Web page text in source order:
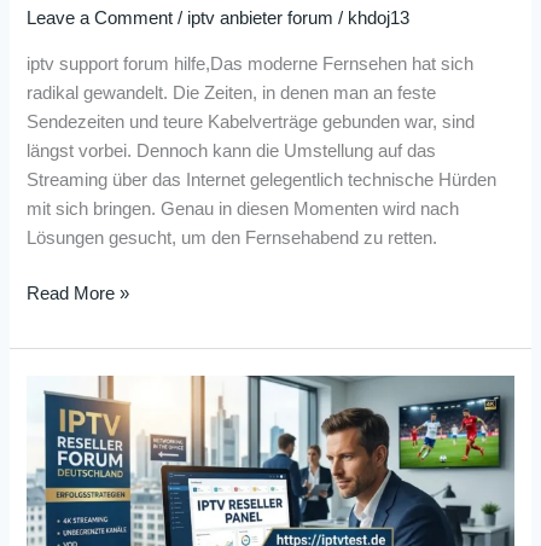
Leave a Comment / iptv anbieter forum / khdoj13
iptv support forum hilfe,Das moderne Fernsehen hat sich
radikal gewandelt. Die Zeiten, in denen man an feste
Sendezeiten und teure Kabelverträge gebunden war, sind
längst vorbei. Dennoch kann die Umstellung auf das
Streaming über das Internet gelegentlich technische Hürden
mit sich bringen. Genau in diesen Momenten wird nach
Lösungen gesucht, um den Fernsehabend zu retten.
Read More »
IPTV
Reseller
Forum
Deutschland:
Business
Tipps